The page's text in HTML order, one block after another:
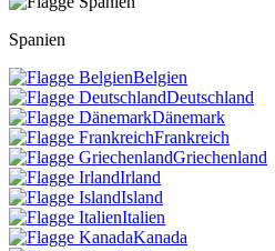
Spanien
Belgien
Deutschland
Dänemark
Frankreich
Griechenland
Irland
Island
Italien
Kanada